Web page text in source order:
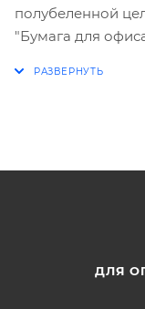
полубеленной
"Бумага для
Предназначена
копировальных
ДЛЯ